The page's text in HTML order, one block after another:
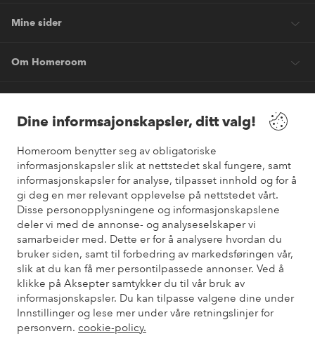
Dine informsajonskapsler, ditt valg!
Homeroom benytter seg av obligatoriske
informasjonskapsler slik at nettstedet skal fungere, samt
informasjonskapsler for analyse, tilpasset innhold og for å
gi deg en mer relevant opplevelse på nettstedet vårt.
Disse personopplysningene og informasjonskapslene
deler vi med de annonse- og analyseselskaper vi
samarbeider med. Dette er for å analysere hvordan du
bruker siden, samt til forbedring av markedsføringen vår,
slik at du kan få mer persontilpassede annonser. Ved å
klikke på Aksepter samtykker du til vår bruk av
informasjonskapsler. Du kan tilpasse valgene dine under
Innstillinger og lese mer under våre retningslinjer for
personvern. cookie-policy.
Mine sider
Om Homeroom
Venner
Sikre betalinger
Vil du vite mer om våre betalingsalternativer?
elpy